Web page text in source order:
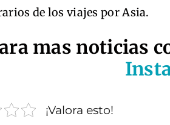
de los viajes por Asia.
mas noticias
¡Valora esto!